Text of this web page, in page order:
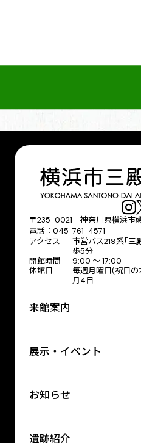
〒235-0021 神奈川県横浜市
電話：045-761-4571
アクセス
市営バス219系｢三
歩5分
開館時間
9:00 〜 17:00
休館日
毎週月曜日(祝日の
月4日
来館案内
展示・イベント
お知らせ
遺跡紹介